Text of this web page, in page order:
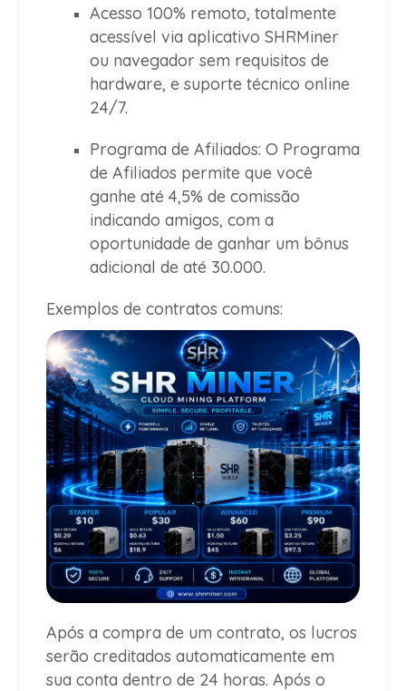
Acesso 100% remoto, totalmente
acessível via aplicativo SHRMiner
ou navegador sem requisitos de
hardware, e suporte técnico online
24/7.
Programa de Afiliados: O Programa
de Afiliados permite que você
ganhe até 4,5% de comissão
indicando amigos, com a
oportunidade de ganhar um bônus
adicional de até 30.000.
Exemplos de contratos comuns:
Após a compra de um contrato, os lucros
serão creditados automaticamente em
sua conta dentro de 24 horas. Após o